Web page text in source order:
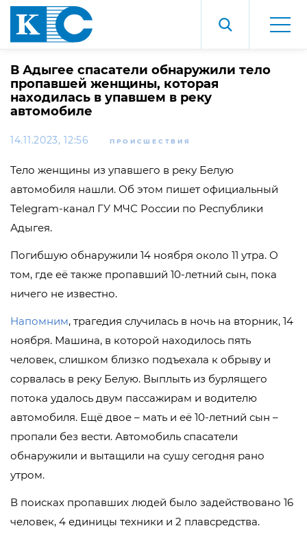
В Адыгее спасатели обнаружили тело
пропавшей женщины, которая
находилась в упавшем в реку
автомобиле
14.11.2023, 12:56 ПРОИСШЕСТВИЯ
Тело женщины из упавшего в реку Белую
автомобиля нашли. Об этом пишет официальный
Telegram-канал ГУ МЧС России по Республики
Адыгея.
Погибшую обнаружили 14 ноября около 11 утра. О
том, где её также пропавший 10-летний сын, пока
ничего не известно.
Напомним, трагедия случилась в ночь на вторник, 14
ноября. Машина, в которой находилось пять
человек, слишком близко подъехала к обрыву и
сорвалась в реку Белую. Выплыть из бурлящего
потока удалось двум пассажирам и водителю
автомобиля. Ещё двое – мать и её 10-летний сын –
пропали без вести. Автомобиль спасатели
обнаружили и вытащили на сушу сегодня рано
утром.
В поисках пропавших людей было задействовано 16
человек, 4 единицы техники и 2 плавсредства.